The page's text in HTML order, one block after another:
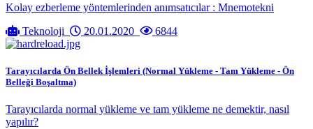
Kolay ezberleme yöntemlerinden anımsatıcılar : Mnemotekni
Teknoloji
20.01.2020 6844
Tarayıcılarda Ön Bellek İşlemleri (Normal Yükleme - Tam Yükleme - Ön
Belleği Boşaltma)
Tarayıcılarda normal yükleme ve tam yükleme ne demektir, nasıl
yapılır?